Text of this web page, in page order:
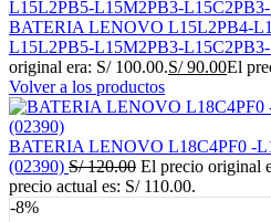
BATERIA LENOVO L15L2PB4-
L15L2PB5-L15M2PB3-
original era: S/ 100.00.S/90.00El
Volver a los productos
BATERIA LENOVO L18C4PF0 -
(02390) S/120.00 El precio original
precio actual es: S/ 110.00.
-8%